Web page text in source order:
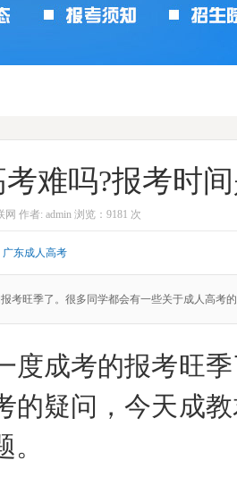
难吗?报考时
作者: admin 浏览：9181 次
广东成人高考
考旺季了。很多同学都会有一些关于成人高考
度成考的报考旺
的疑问，今天成